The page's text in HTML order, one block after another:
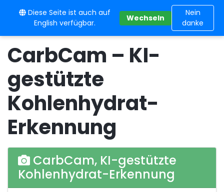
Diese Seite ist auch auf
English verfügbar.
Wechseln
Nein
danke
10BE
CarbCam – KI-
gestützte
Kohlenhydrat-
Erkennung
CarbCam, KI-gestützte
Kohlenhydrat-Erkennung